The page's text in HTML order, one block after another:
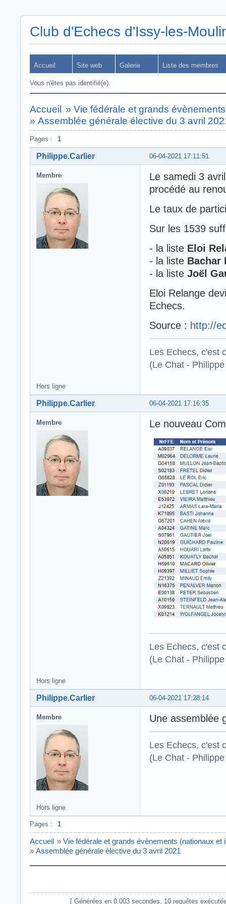
Club d'Echecs d'Issy-les-
Accueil Site web Galerie Liste des membres
Vous n'êtes pas identifié(e).
Accueil » Vie fédérale et grands
» Assemblée générale élective du 3 avril
Pages : 1
06-04-2021 17:11:51
Philippe.Carlier
Membre
Le samedi 3
procédé au
Le taux de
Sur les 1539
- la liste Eloi
- la liste Bachar
- la liste Joël
Eloi Relange
Echecs.
Source : http://
Les Echecs, c'est
(Le Chat -
Hors ligne
06-04-2021 17:16:35
Philippe.Carlier
Membre Le nouveau
Les Echecs, c'est
(Le Chat -
Hors ligne
06-04-2021 17:28:14
Philippe.Carlier
Membre Une assemblée
Les Echecs, c'est
(Le Chat -
Hors ligne
Pages : 1
Accueil » Vie fédérale et grands évènements (nationaux et
» Assemblée générale élective du 3 avril 2021
[ Générées en 0.003 secondes, 10 requêtes